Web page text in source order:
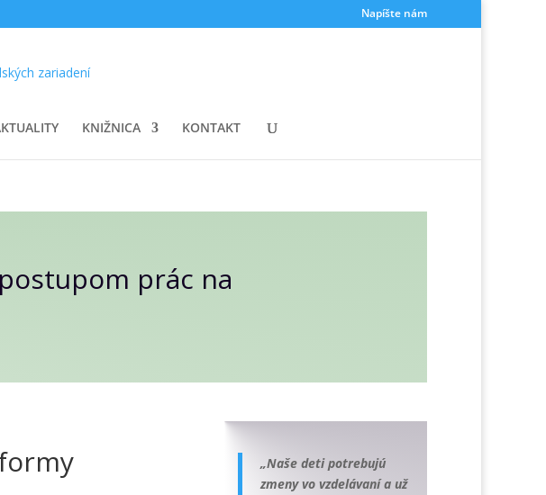
Napíšte nám
KNIŽNICA KONTAKT
prác na
„Naše deti potrebujú
zmeny vo vzdelávaní a už